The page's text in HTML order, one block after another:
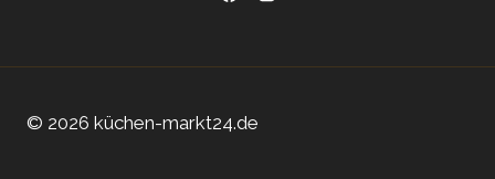
© 2026 küchen-markt24.de